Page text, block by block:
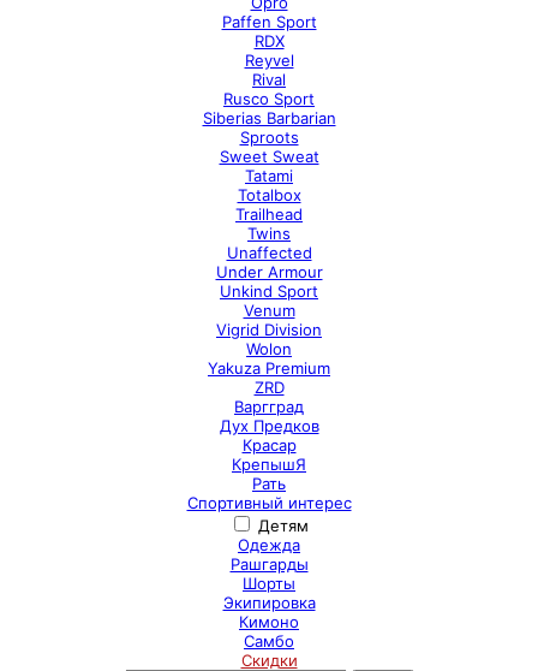
Paffen Sport
RDX
Reyvel
Rival
Rusco Sport
Siberias Barbarian
Sproots
Sweet Sweat
Tatami
Totalbox
Trailhead
Twins
Unaffected
Under Armour
Unkind Sport
Venum
Vigrid Division
Wolon
Yakuza Premium
ZRD
Варгград
Дух Предков
Красар
КрепышЯ
Рать
Спортивный интерес
Детям
Одежда
Рашгарды
Шорты
Экипировка
Кимоно
Самбо
Скидки